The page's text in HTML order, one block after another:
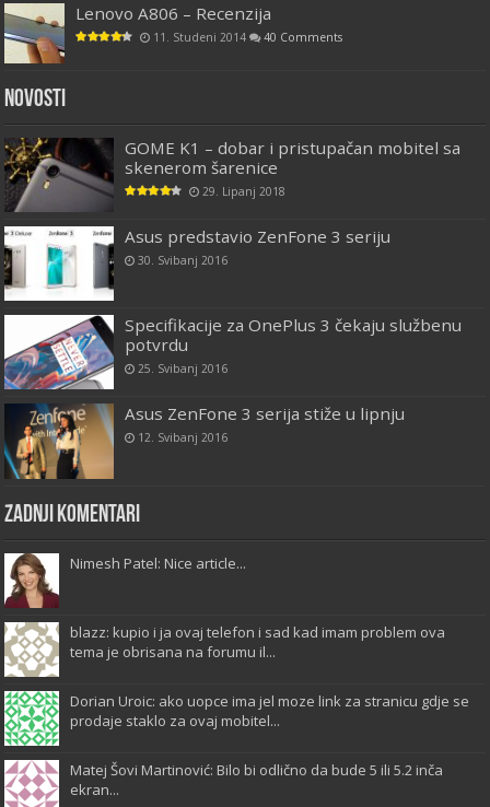
Lenovo A806 – Recenzija
11. Studeni 2014 40 Comments
Novosti
GOME K1 – dobar i pristupačan mobitel sa
skenerom šarenice
29. Lipanj 2018
Asus predstavio ZenFone 3 seriju
30. Svibanj 2016
Specifikacije za OnePlus 3 čekaju službenu
potvrdu
25. Svibanj 2016
Asus ZenFone 3 serija stiže u lipnju
12. Svibanj 2016
Zadnji komentari
Nimesh Patel: Nice article...
blazz: kupio i ja ovaj telefon i sad kad imam problem ova
tema je obrisana na forumu il...
Dorian Uroic: ako uopce ima jel moze link za stranicu gdje se
prodaje staklo za ovaj mobitel...
Matej Šovi Martinović: Bilo bi odlično da bude 5 ili 5.2 inča
ekran...